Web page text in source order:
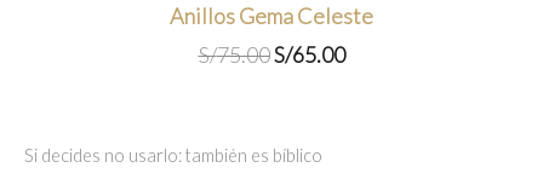
Anillos Gema Celeste
S/75.00El
S/75.00.
S/65.00El
Si decides no usarlo: también es bíblico